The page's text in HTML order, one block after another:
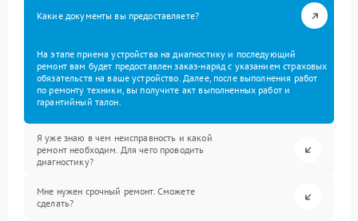
Какие документы вы предоставляете?
На этапе приема устройства на диагностику и последующий
ремонт вам будет предоставлен заказ-наряд с указанием страховых
обязательств на ваше устройство. Далее, после выполнения работ
по ремонту техники, вы получите акт выполненных работ и
гарантийный талон.
Я уже знаю в чем неисправность и какой
ремонт необходим. Для чего проводить
диагностику?
Мне нужен срочный ремонт. Сможете
сделать?